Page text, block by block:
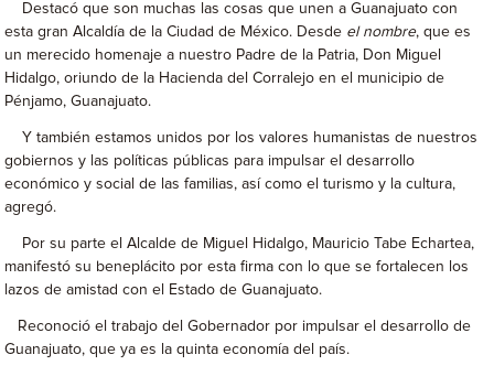
Destacó que son muchas las cosas que unen a Guanajuato con
esta gran Alcaldía de la Ciudad de México. Desde el nombre, que es
un merecido homenaje a nuestro Padre de la Patria, Don Miguel
Hidalgo, oriundo de la Hacienda del Corralejo en el municipio de
Pénjamo, Guanajuato.
Y también estamos unidos por los valores humanistas de nuestros
gobiernos y las políticas públicas para impulsar el desarrollo
económico y social de las familias, así como el turismo y la cultura,
agregó.
Por su parte el Alcalde de Miguel Hidalgo, Mauricio Tabe Echartea,
manifestó su beneplácito por esta firma con lo que se fortalecen los
lazos de amistad con el Estado de Guanajuato.
Reconoció el trabajo del Gobernador por impulsar el desarrollo de
Guanajuato, que ya es la quinta economía del país.